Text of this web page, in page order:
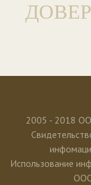
2005 - 2018
Использование